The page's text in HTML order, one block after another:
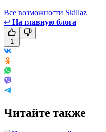
Все возможности Skillaz
↩ На главную блога
1
Читайте также